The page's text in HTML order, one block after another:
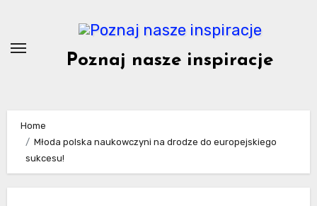
content
Poznaj nasze inspiracje
Home
Młoda polska naukowczyni na drodze do europejskiego
sukcesu!